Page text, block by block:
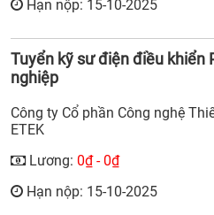
Hạn nộp: 15-10-2025
Tuyển kỹ sư điện điều khiển
nghiệp
Công ty Cổ phần Công nghệ
ETEK
Lương: 0₫ - 0₫
Hạn nộp: 15-10-2025